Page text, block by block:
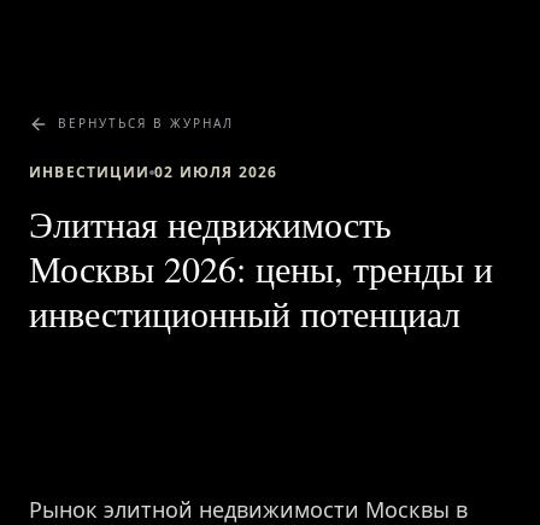
ВЕРНУТЬСЯ В ЖУРНАЛ
ИНВЕСТИЦИИ 02 ИЮЛЯ 2026
Элитная недвижимость
Москвы 2026: цены, тренды и
инвестиционный потенциал
Рынок элитной недвижимости Москвы в